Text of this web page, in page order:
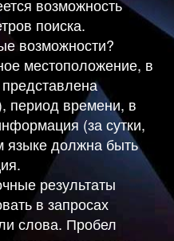
возможность
поиска.
возможности?
местоположение, в
период времени, в
(за сутки,
языке должна быть
результаты
в запросах
слова. Пробел